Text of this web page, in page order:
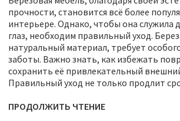
прочности, становится всё более
интерьере. Однако, чтобы она служила
глаз, необходим правильный уход.
натуральный материал, требует
заботы. Важно знать, как избежать
сохранить её привлекательный
Правильный уход не только продлит
ПРОДОЛЖИТЬ ЧТЕНИЕ